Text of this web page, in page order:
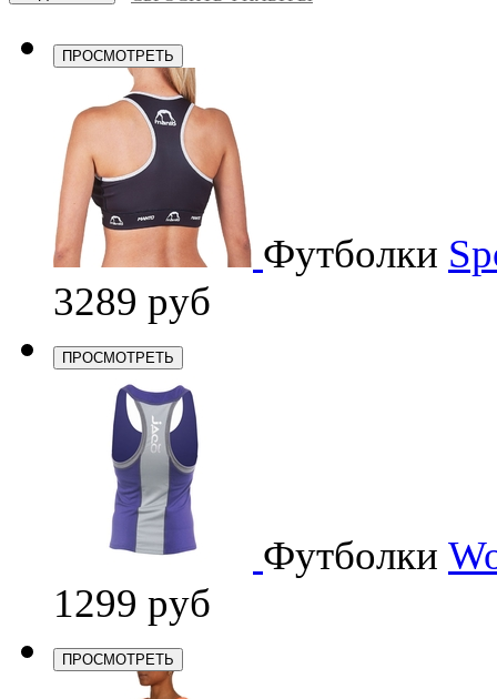
ПРОСМОТРЕТЬ
Футболки
3289 руб
ПРОСМОТРЕТЬ
Футболки
1299 руб
ПРОСМОТРЕТЬ